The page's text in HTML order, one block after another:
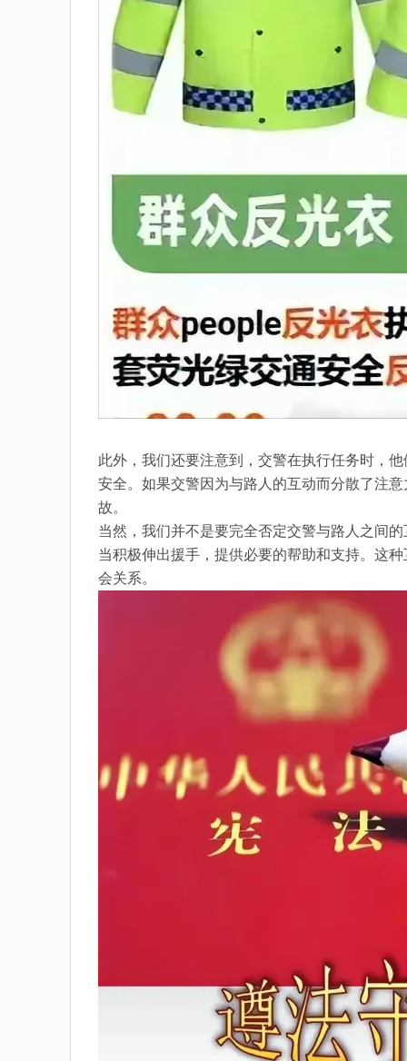
此外，我们还要注意到，交警在执行任务时，
安全。如果交警因为与路人的互动而分散了注
故。
当然，我们并不是要完全否定交警与路人之间
当积极伸出援手，提供必要的帮助和支持。这
会关系。